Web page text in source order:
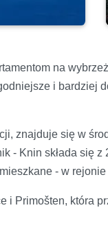
na
i bardziej
znajduje się w
- Knin składa się
- w
Primošten, która